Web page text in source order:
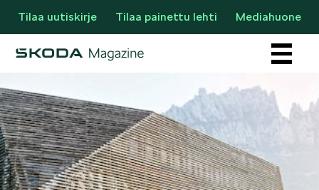
Tilaa uutiskirje Tilaa painettu lehti Mediahuone
Osastot